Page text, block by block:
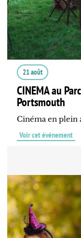
21 août
CINEMA au
Portsmouth
Cinéma en plein
Voir cet événement